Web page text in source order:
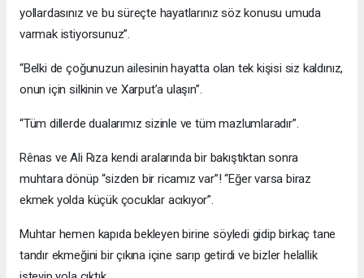
yollardasınız ve bu süreçte hayatlarınız söz konusu umuda
varmak istiyorsunuz”.
“Belki de çoğunuzun ailesinin hayatta olan tek kişisi siz kaldınız,
onun için silkinin ve Xarput’a ulaşın”.
“Tüm dillerde dualarımız sizinle ve tüm mazlumlaradır”.
Rênas ve Ali Rıza kendi aralarında bir bakıştıktan sonra
muhtara dönüp “sizden bir ricamız var”! “Eğer varsa biraz
ekmek yolda küçük çocuklar acıkıyor”.
Muhtar hemen kapıda bekleyen birine söyledi gidip birkaç tane
tandır ekmeğini bir çıkına içine sarıp getirdi ve bizler helallik